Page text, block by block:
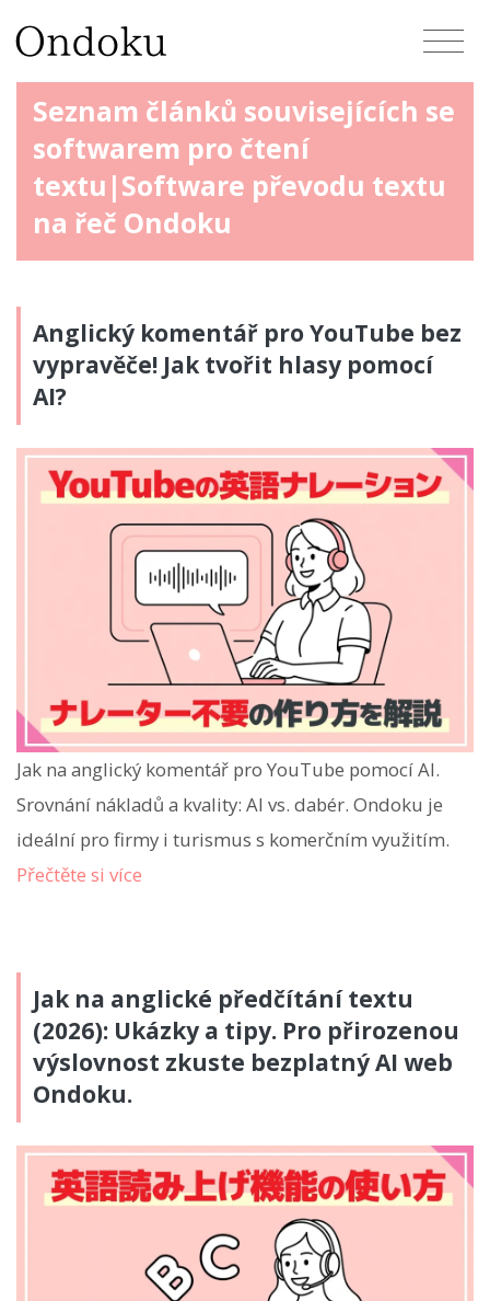
Seznam článků souvisejících se
softwarem pro čtení
textu|Software převodu textu
na řeč Ondoku
Anglický komentář pro YouTube bez
vypravěče! Jak tvořit hlasy pomocí
AI?
Jak na anglický komentář pro YouTube pomocí AI.
Srovnání nákladů a kvality: AI vs. dabér. Ondoku je
ideální pro firmy i turismus s komerčním využitím.
Přečtěte si více
Jak na anglické předčítání textu
(2026): Ukázky a tipy. Pro přirozenou
výslovnost zkuste bezplatný AI web
Ondoku.